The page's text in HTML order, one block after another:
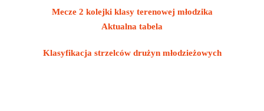
Mecze 2 kolejki klasy terenowej młodzika
Aktualna tabela
Klasyfikacja strzelców drużyn młodzieżowych